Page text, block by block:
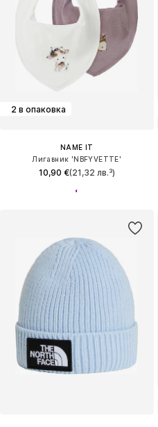
2 в опаковка
NAME IT
Лигавник 'NBFYVETTE'
10,90 €(21,32 лв.³)